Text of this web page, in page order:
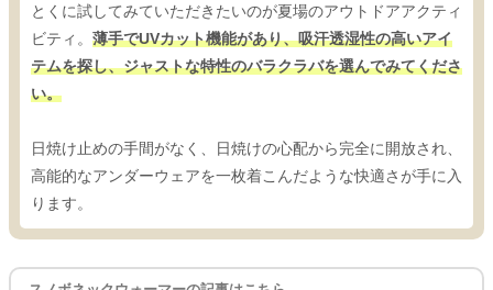
とくに試してみていただきたいのが夏場のアウトドアアクティ
ビティ。 薄手でUVカット機能があり、吸汗透湿性の高いアイ
テムを探し、ジャストな特性のバラクラバを選んでみてくださ
い。
日焼け止めの手間がなく、日焼けの心配から完全に開放され、
高能的なアンダーウェアを一枚着こんだような快適さが手に入
ります。